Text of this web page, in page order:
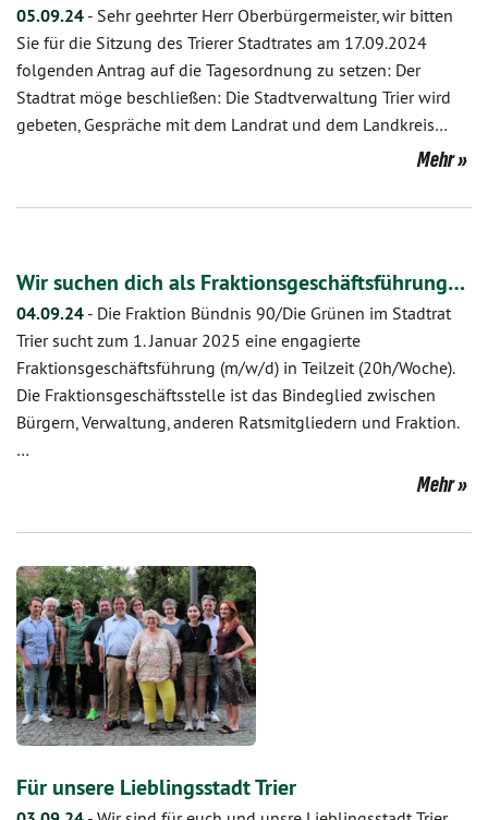
05.09.24 - Sehr geehrter Herr Oberbürgermeister, wir bitten
Sie für die Sitzung des Trierer Stadtrates am 17.09.2024
folgenden Antrag auf die Tagesordnung zu setzen: Der
Stadtrat möge beschließen: Die Stadtverwaltung Trier wird
gebeten, Gespräche mit dem Landrat und dem Landkreis…
Mehr
Wir suchen dich als Fraktionsgeschäftsführung…
04.09.24 - Die Fraktion Bündnis 90/Die Grünen im Stadtrat
Trier sucht zum 1. Januar 2025 eine engagierte
Fraktionsgeschäftsführung (m/w/d) in Teilzeit (20h/Woche).
Die Fraktionsgeschäftsstelle ist das Bindeglied zwischen
Bürgern, Verwaltung, anderen Ratsmitgliedern und Fraktion.
…
Mehr
Für unsere Lieblingsstadt Trier